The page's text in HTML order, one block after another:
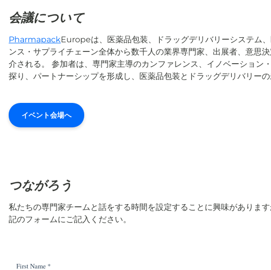
会議について
PharmapackEuropeは、医薬品包装、ドラッグデリバリーシステム
ンス・サプライチェーン全体から数千人の業界専門家、出展者、意思
介される。 参加者は、専門家主導のカンファレンス、イノベーショ
探り、パートナーシップを形成し、医薬品包装とドラッグデリバリー
イベント会場へ
つながろう
私たちの専門家チームと話をする時間を設定することに興味がありま
記のフォームにご記入ください。